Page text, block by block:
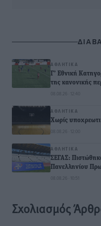
ΑΘΛΗΤΙΚΆ
Γ’ Εθνική
της κανονικής
08.08.26 · 12:40
ΑΘΛΗΤΙΚΆ
Χωρίς
08.08.26 · 12:00
ΑΘΛΗΤΙΚΆ
ΣΕΓΑΣ:
Πανελληνίου
08.08.26 · 10:51
Σχολιασμός